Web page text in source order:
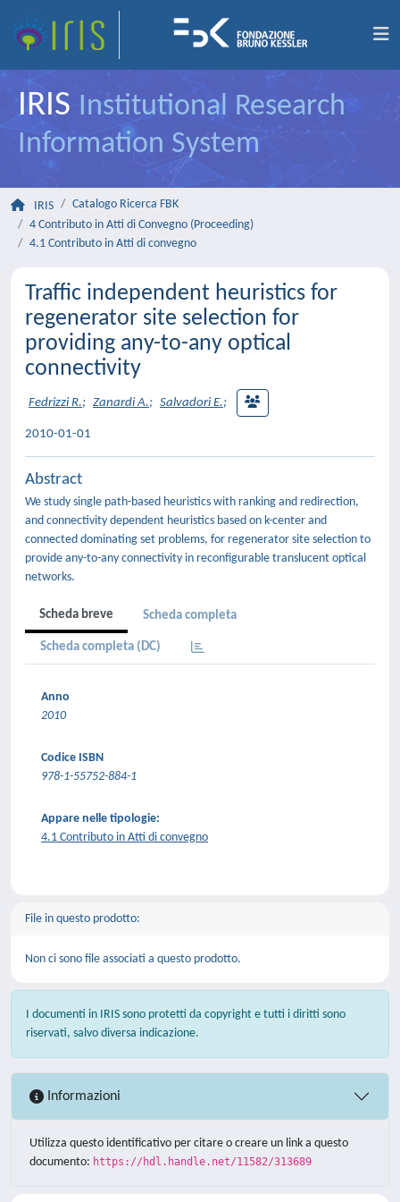
IRIS Institutional Research
Information System
IRIS
Catalogo Ricerca FBK
4 Contributo in Atti di Convegno (Proceeding)
4.1 Contributo in Atti di convegno
Traffic independent heuristics for
regenerator site selection for
providing any-to-any optical
connectivity
Fedrizzi R.; Zanardi A.; Salvadori E.;
2010-01-01
Abstract
We study single path-based heuristics with ranking and redirection,
and connectivity dependent heuristics based on k-center and
connected dominating set problems, for regenerator site selection to
provide any-to-any connectivity in reconfigurable translucent optical
networks.
Scheda breve Scheda completa
Scheda completa (DC)
Anno
2010
Codice ISBN
978-1-55752-884-1
Appare nelle tipologie:
4.1 Contributo in Atti di convegno
File in questo prodotto:
Non ci sono file associati a questo prodotto.
I documenti in IRIS sono protetti da copyright e tutti i diritti sono
riservati, salvo diversa indicazione.
Informazioni
Utilizza questo identificativo per citare o creare un link a questo
documento: https://hdl.handle.net/11582/313689